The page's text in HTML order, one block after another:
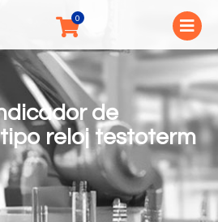
de
reloj testoterm